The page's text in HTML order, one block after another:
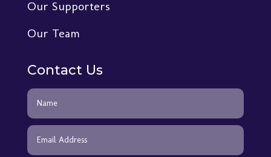
Our Supporters
Our Team
Contact Us